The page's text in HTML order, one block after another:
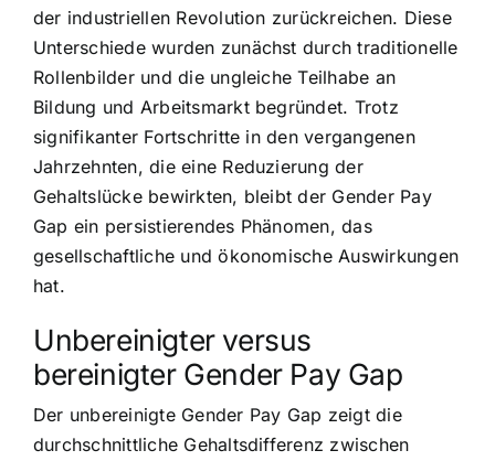
der industriellen Revolution zurückreichen. Diese
Unterschiede wurden zunächst durch traditionelle
Rollenbilder und die ungleiche Teilhabe an
Bildung und Arbeitsmarkt begründet. Trotz
signifikanter Fortschritte in den vergangenen
Jahrzehnten, die eine Reduzierung der
Gehaltslücke bewirkten, bleibt der Gender Pay
Gap ein persistierendes Phänomen, das
gesellschaftliche und ökonomische Auswirkungen
hat.
Unbereinigter versus
bereinigter Gender Pay Gap
Der unbereinigte Gender Pay Gap zeigt die
durchschnittliche Gehaltsdifferenz zwischen